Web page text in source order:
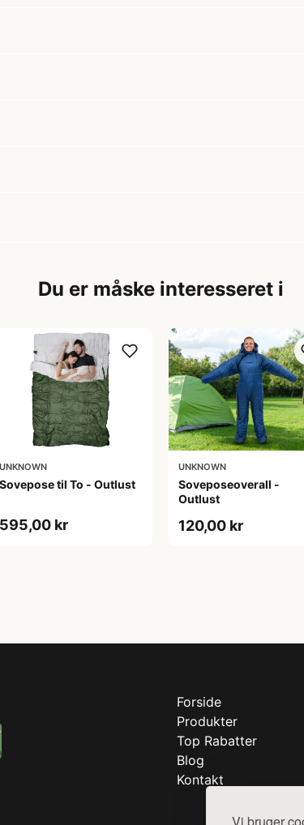
Du er måske interesseret i
UNKNOWN
Sovepose til To - Outlust
595,00 kr
UNKNOWN
Soveposeoverall -
Outlust
120,00 kr
Forside
Produkter
Top Rabatter
Blog
Kontakt